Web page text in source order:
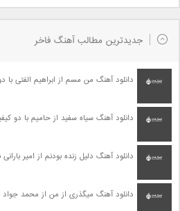
جدیدترین مطالب آهنگ فاخر
دانلود آهنگ من مسم از ابراهیم الفتی با
دانلود آهنگ سیاه سفید از حامیم با دو
دانلود آهنگ دلیل زنده بودنم از امیر
دانلود آهنگ میگذری از من از محمد